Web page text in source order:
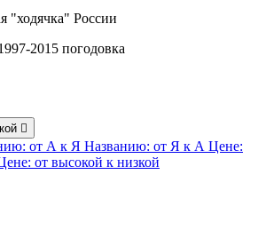
"ходячка" России

от А к Я Названию: от Я к А Цене:
от высокой к низкой